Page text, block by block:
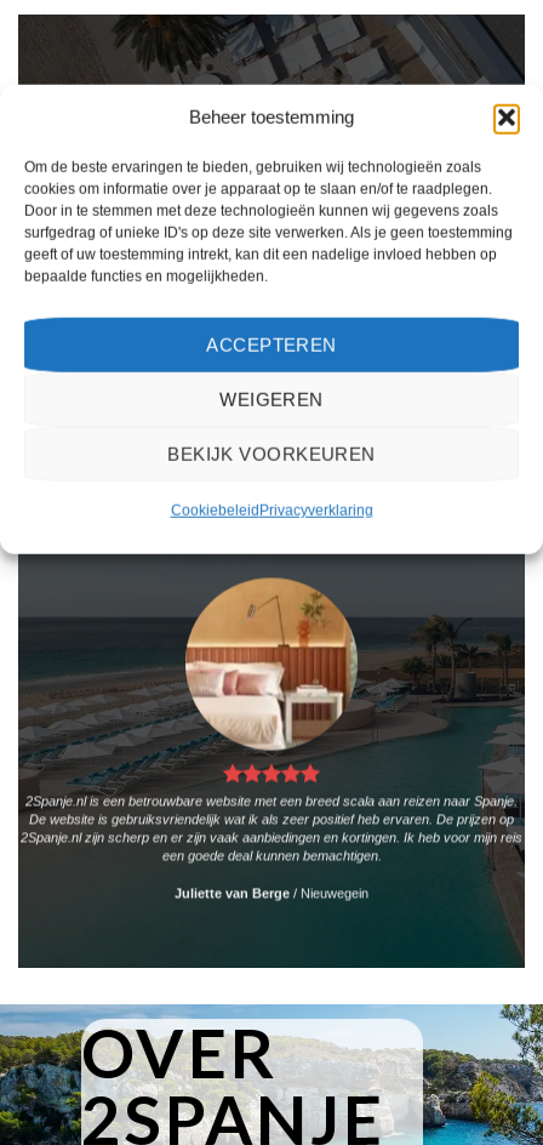
Beheer toestemming
Om de beste ervaringen te bieden, gebruiken wij technologieën zoals
cookies om informatie over je apparaat op te slaan en/of te raadplegen.
Door in te stemmen met deze technologieën kunnen wij gegevens zoals
surfgedrag of unieke ID's op deze site verwerken. Als je geen toestemming
geeft of uw toestemming intrekt, kan dit een nadelige invloed hebben op
bepaalde functies en mogelijkheden.
ACCEPTEREN
WEIGEREN
BEKIJK VOORKEUREN
CookiebeleidPrivacyverklaring
Ik ben erg tevreden over mijn ervaring met 2Spanje.nl. Het boekingsproces was
website zeker aanbevelen aan anderen die op zoek zijn naar een reis naar Spanje.
Kiki Kampen /Maastricht
2Spanje.nl is een betrouwbare website met een breed scala aan reizen naar Spanje.
De website is gebruiksvriendelijk wat ik als zeer positief heb ervaren. De prijzen op
2Spanje.nl zijn scherp en er zijn vaak aanbiedingen en kortingen. Ik heb voor mijn reis
een goede deal kunnen bemachtigen.
Juliette van Berge / Nieuwegein
OVER
2SPANJE